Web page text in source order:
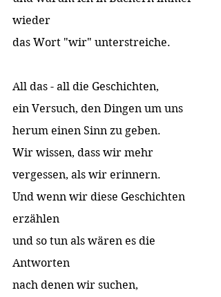
wieder
das Wort "wir" unterstreiche.
All das - all die Geschichten,
ein Versuch, den Dingen um uns
herum einen Sinn zu geben.
Wir wissen, dass wir mehr
vergessen, als wir erinnern.
Und wenn wir diese Geschichten
erzählen
und so tun als wären es die
Antworten
nach denen wir suchen,